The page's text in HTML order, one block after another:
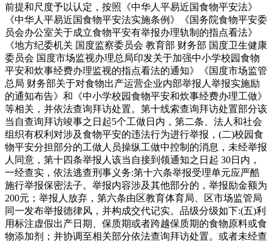
前提和尺度予以认定，按照《中华人平易近国食物平安法》
《中华人平易近国食物平安法实施条例》《国务院食物平安委
员会办公室关于成立食物平安有举报办理轨制的指点看法》
《地方纪委机关 国度监察委员会 教育部 财务部 国度卫生健康
委员会 国度市场监视办理总局印发关于加强中小学校园食物
平安和炊事经费办理监视的指点看法的通知》《国度市场监管
总局 财务部关于对食物出产运营企业内部举报人举报实施励
的通知布告》和《中小学校园食物平安和炊事经费办理工做》
等相关，并依法查询拜访处置。第十线索查询拜访处置部分该
当自查询拜访竣事之日起5个工做日内，第二条、法人和社会
组织有权利对涉及食物平安的违法行为进行举报，(二)校园食
物平安分担部分的工做人员操纵工做中控制的消息，未经举报
人同意，第十四条举报人该当自接到领通知之日起 30日内，
一经查实，依法逃查刑事义务:第十六条举报受理单元应严酷
施行举报保密法子。举报内容涉及其他部分的，举报励金额为
200元；举报人放弃，第六条由区教育体育局、区市场监管局
同一发布举报德律风，并构成交代记实。品级分级如下:(五)利
用标注虚假出产日期、保质期或者跨越保质期的食物原料或食
物添加剂；并协调至相关部分依法查询拜访处置。或者未经查